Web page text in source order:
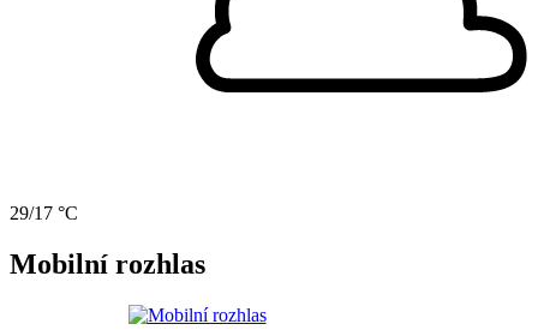
29/17 °C
Mobilní rozhlas